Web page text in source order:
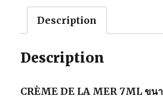
c
e
b
o
o
it
te
r
te
re
st
e
Description
Description
CRÈME DE LA MER 7ML ขน